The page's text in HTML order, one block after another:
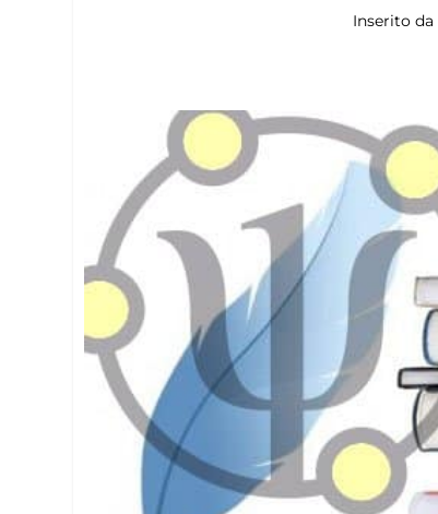
Inserito da